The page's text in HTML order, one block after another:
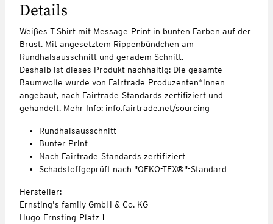
Details
Weißes T-Shirt mit Message-Print in bunten Farben auf der
Brust. Mit angesetztem Rippenbündchen am
Rundhalsausschnitt und geradem Schnitt.
Deshalb ist dieses Produkt nachhaltig: Die gesamte
Baumwolle wurde von Fairtrade-Produzenten*innen
angebaut, nach Fairtrade-Standards zertifiziert und
gehandelt. Mehr Info: info.fairtrade.net/sourcing
Rundhalsausschnitt
Bunter Print
Nach Fairtrade-Standards zertifiziert
Schadstoffgeprüft nach "OEKO-TEX®"-Standard
Hersteller:
Ernsting's family GmbH & Co. KG
Hugo-Ernsting-Platz 1